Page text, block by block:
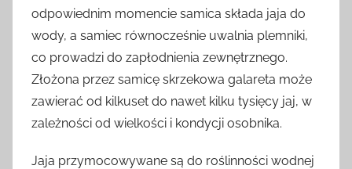
odpowiednim momencie samica składa jaja do
wody, a samiec równocześnie uwalnia plemniki,
co prowadzi do zapłodnienia zewnętrznego.
Złożona przez samicę skrzekowa galareta może
zawierać od kilkuset do nawet kilku tysięcy jaj, w
zależności od wielkości i kondycji osobnika.
Jaja przymocowywane są do roślinności wodnej